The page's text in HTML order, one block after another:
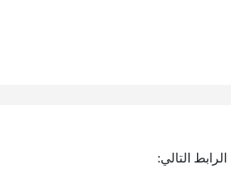
التالي: